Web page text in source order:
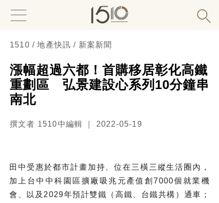
1510 / 地產快訊 / 新案新聞
漲幅超過六都！首購移居彰化高鐵
重劃區 弘景建設心系列10分鐘串
南北
撰文者 1510中編輯 ｜ 2022-05-19
田中受惠於都市計畫加持、位在三橫三縱生活圈內，
加上台中中科園區擴廠吸兆元產值創7000個就業機
會、以及2029年預計雙鐵（高鐵、台鐵共構）通車；